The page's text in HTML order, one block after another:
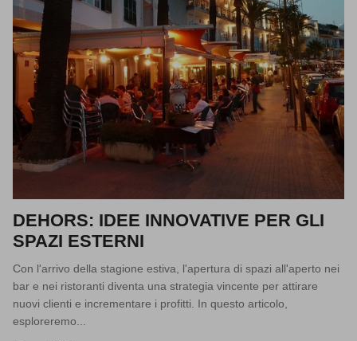
DEHORS: IDEE INNOVATIVE PER GLI
SPAZI ESTERNI
Con l'arrivo della stagione estiva, l'apertura di spazi all'aperto nei
bar e nei ristoranti diventa una strategia vincente per attirare
nuovi clienti e incrementare i profitti. In questo articolo,
esploreremo...